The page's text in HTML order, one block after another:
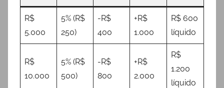
R$
5.000
5% (R$
250)
-R$
400
+R$
1.000
R$ 600
líquido
R$
10.000
5% (R$
500)
-R$
800
+R$
2.000
R$
1.200
líquido